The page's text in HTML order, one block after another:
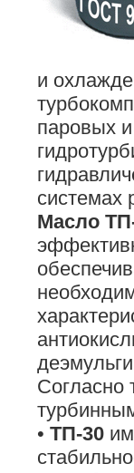
и
паровых
системах
Масло
Согласно
• ТП-30